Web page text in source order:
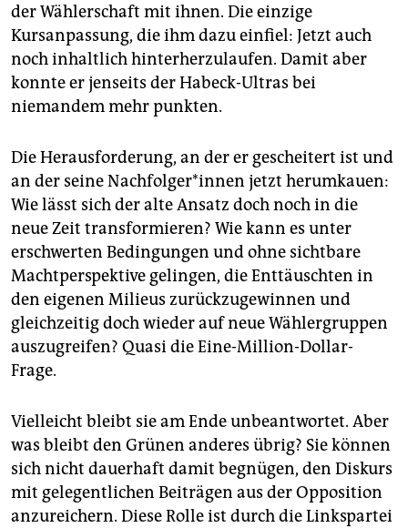
der Wählerschaft mit ihnen. Die einzige
Kursanpassung, die ihm dazu einfiel: Jetzt auch
noch inhaltlich hinterherzulaufen. Damit aber
konnte er jenseits der Habeck-Ultras bei
niemandem mehr punkten.
Die Herausforderung, an der er gescheitert ist und
an der seine Nach­fol­ge­r*in­nen jetzt herumkauen:
Wie lässt sich der alte Ansatz doch noch in die
neue Zeit transformieren? Wie kann es unter
erschwerten Bedingungen und ohne sichtbare
Machtperspektive gelingen, die Enttäuschten in
den eigenen Milieus zurückzugewinnen und
gleichzeitig doch wieder auf neue Wählergruppen
auszugreifen? Quasi die Eine-Million-Dollar-
Frage.
Vielleicht bleibt sie am Ende unbeantwortet. Aber
was bleibt den Grünen anderes übrig? Sie können
sich nicht dauerhaft damit begnügen, den Diskurs
mit gelegentlichen Beiträgen aus der Opposition
anzureichern. Diese Rolle ist durch die Linkspartei